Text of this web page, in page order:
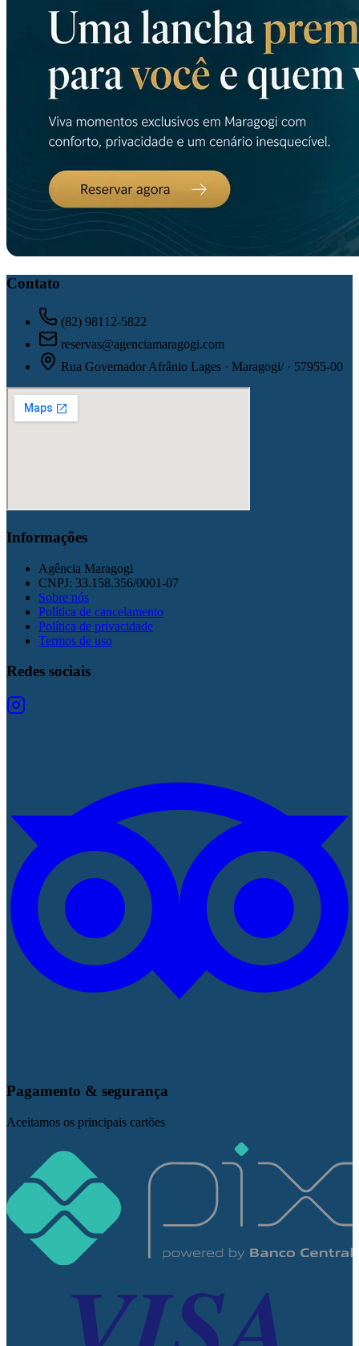
Contato
(82) 98112-5822
reservas@agenciamaragogi.com
Rua Governador Afrânio Lages · Maragogi/ · 57955-00
Informações
Agência Maragogi
CNPJ: 33.158.356/0001-07
Sobre nós
Política de cancelamento
Política de privacidade
Termos de uso
Redes sociais
Pagamento & segurança
Aceitamos os principais cartões